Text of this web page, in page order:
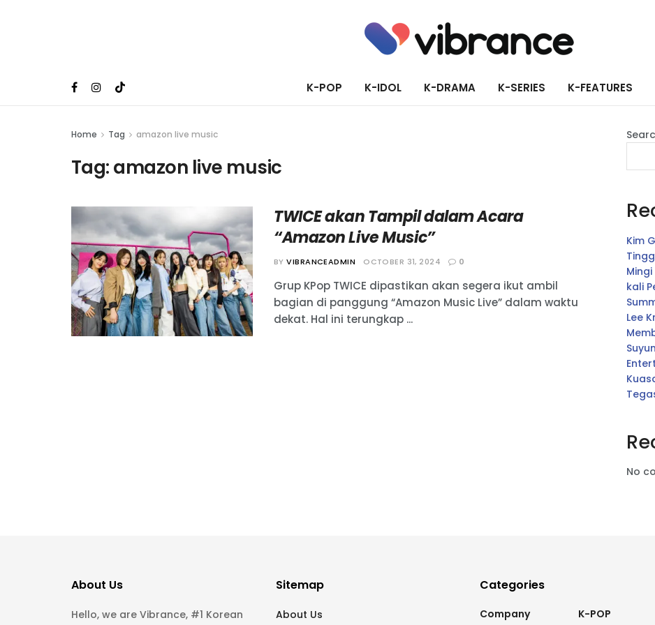
K-POP K-IDOL K-DRAMA K-SERIES K-FEATURES
Home Tag amazon live music
Tag:amazon live music
TWICE akan Tampil dalam Acara
“Amazon Live Music”
BY VIBRANCEADMIN OCTOBER 31, 2024 0
Grup KPop TWICE dipastikan akan segera ikut ambil
bagian di panggung “Amazon Music Live” dalam waktu
dekat. Hal ini terungkap ...
Kim
kali
Lee
No
About Us
Hello, we are Vibrance, #1 Korean
Sitemap
About Us
Categories
Company K-POP